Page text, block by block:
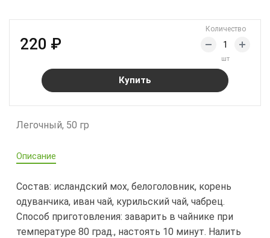
220 ₽
Количество
шт
Купить
Легочный, 50 гр
Описание
Состав: исландский мох, белоголовник, корень
одуванчика, иван чай, курильский чай, чабрец.
Способ приготовления: заварить в чайнике при
температуре 80 град., настоять 10 минут. Налить